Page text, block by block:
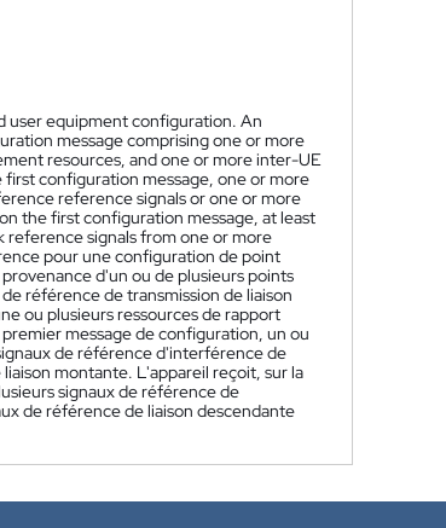
user equipment configuration. An
message comprising one or more
resources, and one or more inter-UE
configuration message, one or more
reference signals or one or more
the first configuration message, at least
reference signals from one or more
pour une configuration de point
d'un ou de plusieurs points
référence de transmission de liaison
ou plusieurs ressources de rapport
message de configuration, un ou
de référence d'interférence de
montante. L'appareil reçoit, sur la
signaux de référence de
de référence de liaison descendante